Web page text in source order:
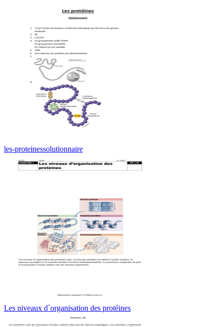
les-proteinessolutionnaire
Les niveaux d`organisation des protéines